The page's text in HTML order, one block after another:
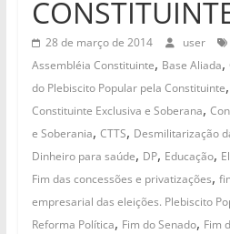
28 de março de 2014 user
Assembléia Constituinte, Base Aliada,
do Plebiscito Popular pela Constituinte,
Constituinte Exclusiva e Soberana,
e Soberania, CTTS, Desmilitarização
Dinheiro para saúde, DP, Educação,
Fim das concessões e privatizações,
empresarial das eleições. Plebiscito
Reforma Política, Fim do Senado, Fim